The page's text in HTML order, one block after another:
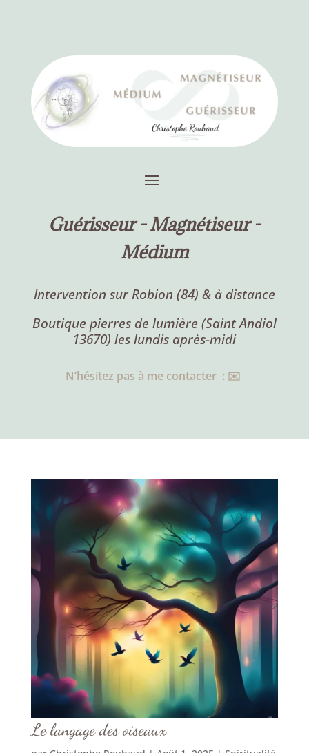
Guérisseur -Magnétiseur -
Médium
Intervention sur Robion (84) & à distance
Boutique pierres de lumière (Saint Andiol
13670) les lundis après-midi
N’hésitez pas à me contacter : ✉️
Le langage des oiseaux